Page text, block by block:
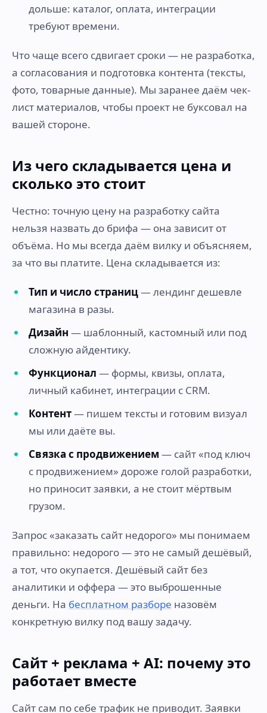
дольше: каталог, оплата, интеграции
требуют времени.
Что чаще всего сдвигает сроки — не разработка,
а согласования и подготовка контента (тексты,
фото, товарные данные). Мы заранее даём чек-
лист материалов, чтобы проект не буксовал на
вашей стороне.
Из чего складывается цена и
сколько это стоит
Честно: точную цену на разработку сайта
нельзя назвать до брифа — она зависит от
объёма. Но мы всегда даём вилку и объясняем,
за что вы платите. Цена складывается из:
Тип и число страниц— лендинг дешевле
магазина в разы.
Дизайн — шаблонный, кастомный или под
сложную айдентику.
Функционал — формы, квизы, оплата,
личный кабинет, интеграции с CRM.
Контент— пишем тексты и готовим визуал
мы или даёте вы.
Связка с продвижением — сайт «под ключ
с продвижением» дороже голой разработки,
но приносит заявки, а не стоит мёртвым
грузом.
Запрос «заказать сайт недорого» мы понимаем
правильно: недорого — это не самый дешёвый,
а тот, что окупается. Дешёвый сайт без
аналитики и оффера — это выброшенные
деньги. На бесплатном разборе назовём
конкретную вилку под вашу задачу.
Сайт + реклама + AI: почему это
работает вместе
Сайт сам по себе трафик не приводит. Заявки